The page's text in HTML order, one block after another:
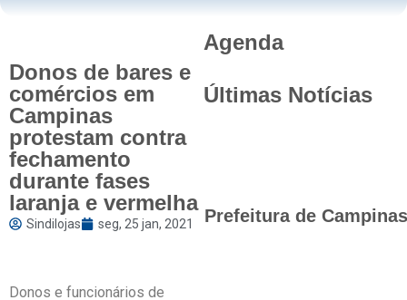
Donos de bares e
comércios em
Campinas
protestam contra
fechamento
durante fases
laranja e vermelha
Sindilojas seg, 25 jan, 2021
Donos e funcionários de
Agenda
Últimas Notícias
Prefeitura de